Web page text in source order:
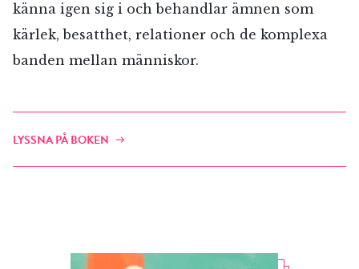
känna igen sig i och behandlar ämnen som
kärlek, besatthet, relationer och de komplexa
banden mellan människor.
LYSSNA PÅ BOKEN